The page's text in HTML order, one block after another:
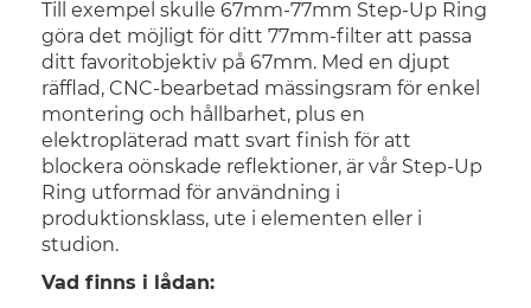
Till exempel skulle 67mm-77mm Step-Up Ring
göra det möjligt för ditt 77mm-filter att passa
ditt favoritobjektiv på 67mm. Med en djupt
räfflad, CNC-bearbetad mässingsram för enkel
montering och hållbarhet, plus en
elektropläterad matt svart finish för att
blockera oönskade reflektioner, är vår Step-Up
Ring utformad för användning i
produktionsklass, ute i elementen eller i
studion.
Vad finns i lådan: